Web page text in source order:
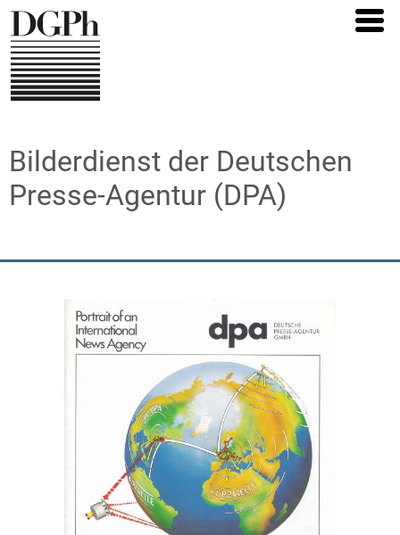
Direkt
zum
Inhalt
Bilderdienst der Deutschen
Presse-Agentur (DPA)